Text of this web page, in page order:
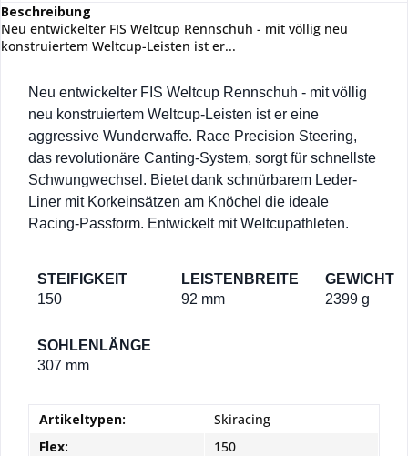
Beschreibung
Neu entwickelter FIS Weltcup Rennschuh - mit völlig neu
konstruiertem Weltcup-Leisten ist er...
Neu entwickelter FIS Weltcup Rennschuh - mit völlig
neu konstruiertem Weltcup-Leisten ist er eine
aggressive Wunderwaffe. Race Precision Steering,
das revolutionäre Canting-System, sorgt für schnellste
Schwungwechsel. Bietet dank schnürbarem Leder-
Liner mit Korkeinsätzen am Knöchel die ideale
Racing-Passform. Entwickelt mit Weltcupathleten.
STEIFIGKEIT
150
LEISTENBREITE
92 mm
GEWICHT
2399 g
SOHLENLÄNGE
307 mm
Artikeltypen:
Skiracing
Flex:
150